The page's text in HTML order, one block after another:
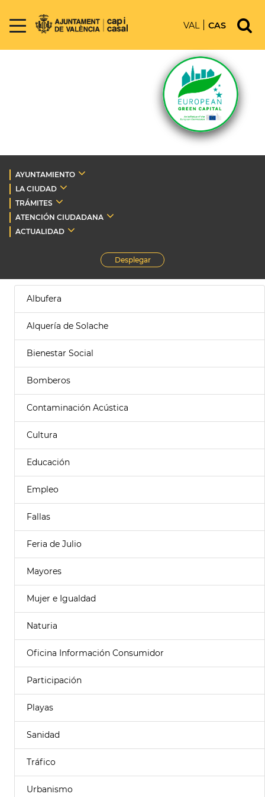
VAL CAS
AYUNTAMIENTO
LA CIUDAD
TRÁMITES
ATENCIÓN CIUDADANA
ACTUALIDAD
Desplegar
Albufera
Alquería de Solache
Bienestar Social
Bomberos
Contaminación Acústica
Cultura
Educación
Empleo
Fallas
Feria de Julio
Mayores
Mujer e Igualdad
Naturia
Oficina Información Consumidor
Participación
Playas
Sanidad
Tráfico
Urbanismo